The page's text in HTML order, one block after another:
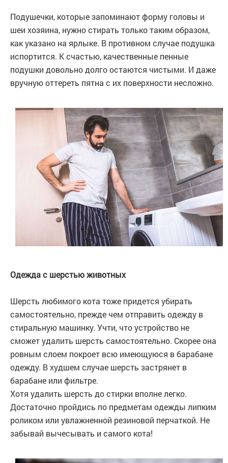
Подушечки, которые запоминают форму головы и
шеи хозяина, нужно стирать только таким образом,
как указано на ярлыке. В противном случае подушка
испортится. К счастью, качественные пенные
подушки довольно долго остаются чистыми. И даже
вручную оттереть пятна с их поверхности несложно.
Одежда с шерстью животных
Шерсть любимого кота тоже придется убирать
самостоятельно, прежде чем отправить одежду в
стиральную машинку. Учти, что устройство не
сможет удалить шерсть самостоятельно. Скорее она
ровным слоем покроет всю имеющуюся в барабане
одежду. В худшем случае шерсть застрянет в
барабане или фильтре.
Хотя удалить шерсть до стирки вполне легко.
Достаточно пройдись по предметам одежды липким
роликом или увлажненной резиновой перчаткой. Не
забывай вычесывать и самого кота!